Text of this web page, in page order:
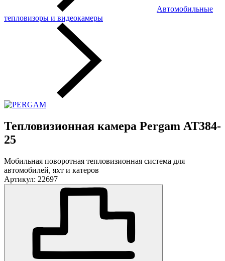
Автомобильные
тепловизоры и видеокамеры
Тепловизионная камера Pergam АТ384-
25
Мобильная поворотная тепловизионная система для
автомобилей, яхт и катеров
Артикул: 22697